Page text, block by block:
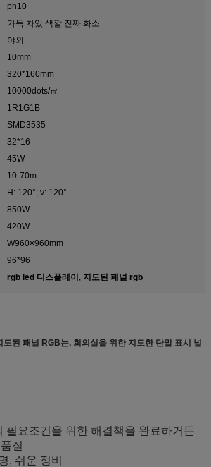
ph10
가득 차있 색깔 진짜 화소
야외
10mm
320*160mm
10000dots/㎡
1R1G1B
SMD3535
32*16
45W
10-70m
H: 120°; v: 120°
850W
420W
W960×960mm
96*96
rgb led 디스플레이, 지도된 패널 rgb
된 패널 RGB는, 회의실을 위한 지도한 단말 표시 널
필요조건을 위한 해결책을 완료하거든
질
, 쉬운 정비